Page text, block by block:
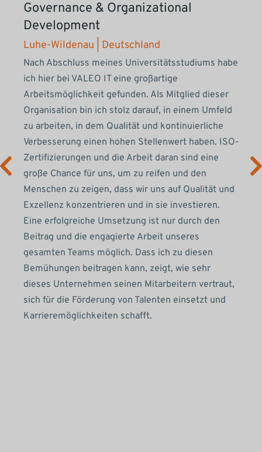
Governance & Organizational
Development
Luhe-Wildenau | Deutschland
Nach Abschluss meines Universitätsstudiums habe
ich hier bei VALEO IT eine großartige
Arbeitsmöglichkeit gefunden. Als Mitglied dieser
Organisation bin ich stolz darauf, in einem Umfeld
zu arbeiten, in dem Qualität und kontinuierliche
Verbesserung einen hohen Stellenwert haben. ISO-
Zertifizierungen und die Arbeit daran sind eine
große Chance für uns, um zu reifen und den
Menschen zu zeigen, dass wir uns auf Qualität und
Exzellenz konzentrieren und in sie investieren.
Eine erfolgreiche Umsetzung ist nur durch den
Beitrag und die engagierte Arbeit unseres
gesamten Teams möglich. Dass ich zu diesen
Bemühungen beitragen kann, zeigt, wie sehr
dieses Unternehmen seinen Mitarbeitern vertraut,
sich für die Förderung von Talenten einsetzt und
Karrieremöglichkeiten schafft.